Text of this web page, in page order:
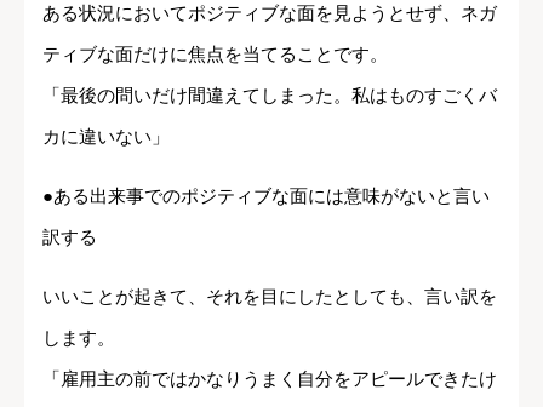
ある状況においてポジティブな面を見ようとせず、ネガ
ティブな面だけに焦点を当てることです。
「最後の問いだけ間違えてしまった。私はものすごくバ
カに違いない」
●ある出来事でのポジティブな面には意味がないと言い
訳する
いいことが起きて、それを目にしたとしても、言い訳を
します。
「雇用主の前ではかなりうまく自分をアピールできたけ